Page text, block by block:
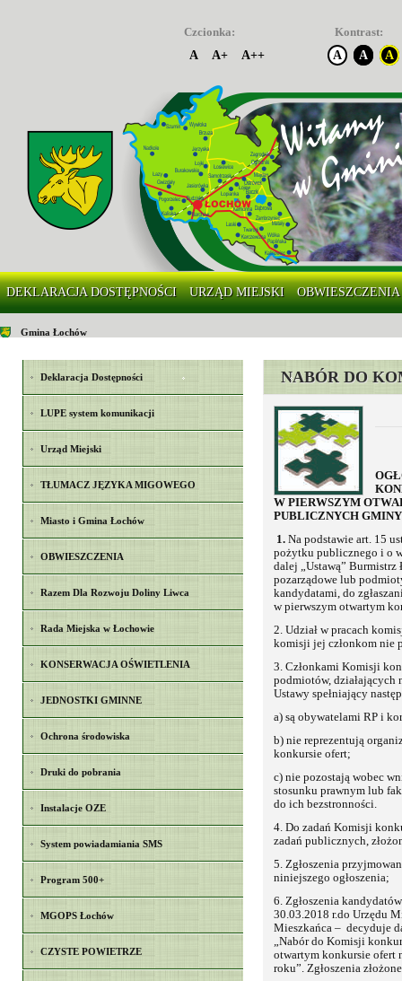
Czcionka:
A
A+ A++
Kontrast:
A
A A
DEKLARACJA DOSTĘPNOŚCI URZĄD MIEJSKI OBWIESZCZENIA
Gmina Łochów
Deklaracja Dostępności
LUPE system komunikacji
Urząd Miejski
TŁUMACZ JĘZYKA MIGOWEGO
Miasto i Gmina Łochów
OBWIESZCZENIA
Razem Dla Rozwoju Doliny Liwca
Rada Miejska w Łochowie
KONSERWACJA OŚWIETLENIA
JEDNOSTKI GMINNE
Ochrona środowiska
Druki do pobrania
Instalacje OZE
System powiadamiania SMS
Program 500+
MGOPS Łochów
CZYSTE POWIETRZE
NABÓR DO
W PIERWSZYM
PUBLICZNYCH
1. Na podstawie art. 15
pożytku publicznego i o
dalej „Ustawą” Burmistrz
pozarządowe lub
kandydatami, do
w pierwszym otwartym
2. Udział w pracach
komisji jej członkom nie
3. Członkami Komisji
podmiotów, działających
Ustawy spełniający
a) są obywatelami RP i
b) nie reprezentują
konkursie ofert;
c) nie pozostają wobec
stosunku prawnym lub
do ich bezstronności.
4. Do zadań Komisji
zadań publicznych,
5. Zgłoszenia
niniejszego ogłoszenia;
6. Zgłoszenia
30.03.2018 r.do Urzędu
Mieszkańca – decyduje
„Nabór do Komisji
otwartym konkursie ofert
roku”. Zgłoszenia